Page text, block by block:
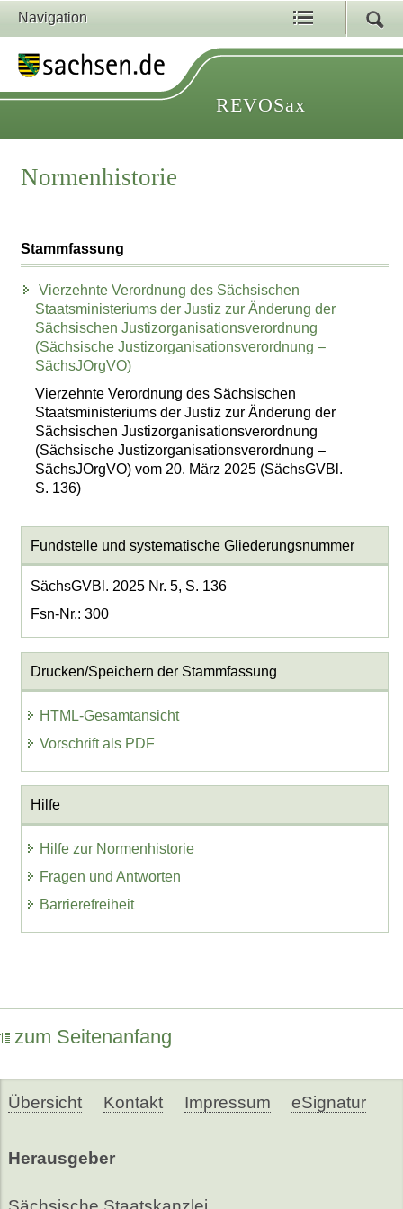
Navigation
REVOSax
Normenhistorie
Stammfassung
Vierzehnte Verordnung des Sächsischen
Staatsministeriums der Justiz zur Änderung der
Sächsischen Justizorganisationsverordnung
(Sächsische Justizorganisationsverordnung –
SächsJOrgVO)
Vierzehnte Verordnung des Sächsischen
Staatsministeriums der Justiz zur Änderung der
Sächsischen Justizorganisationsverordnung
(Sächsische Justizorganisationsverordnung –
SächsJOrgVO) vom 20. März 2025 (SächsGVBl.
S. 136)
Fundstelle und systematische Gliederungsnummer
SächsGVBl. 2025 Nr. 5, S. 136
Fsn-Nr.: 300
Drucken/Speichern der Stammfassung
HTML-Gesamtansicht
Vorschrift als PDF
Hilfe
Hilfe zur Normenhistorie
Fragen und Antworten
Barrierefreiheit
zum Seitenanfang
Übersicht Kontakt Impressum eSignatur
Herausgeber